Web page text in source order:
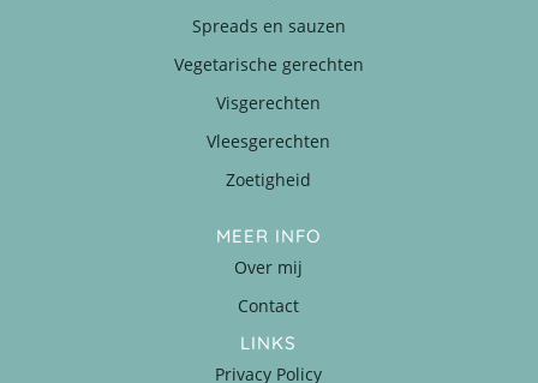
Spreads en sauzen
Vegetarische gerechten
Visgerechten
Vleesgerechten
Zoetigheid
MEER INFO
Over mij
Contact
LINKS
Privacy Policy